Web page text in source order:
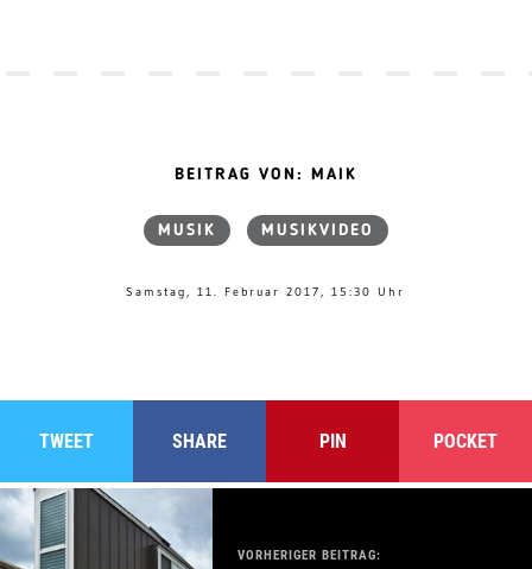
BEITRAG VON: MAIK
MUSIK MUSIKVIDEO
Samstag, 11. Februar 2017, 15:30 Uhr
TWEET SHARE PIN POCKET
VORHERIGER BEITRAG: